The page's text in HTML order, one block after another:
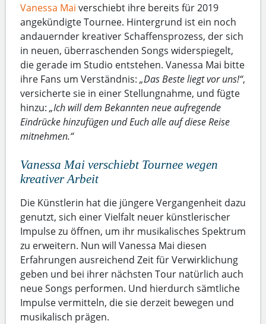
Vanessa Mai verschiebt ihre bereits für 2019
angekündigte Tournee. Hintergrund ist ein noch
andauernder kreativer Schaffensprozess, der sich
in neuen, überraschenden Songs widerspiegelt,
die gerade im Studio entstehen. Vanessa Mai bitte
ihre Fans um Verständnis: „Das Beste liegt vor uns!“,
versicherte sie in einer Stellungnahme, und fügte
hinzu: „Ich will dem Bekannten neue aufregende
Eindrücke hinzufügen und Euch alle auf diese Reise
mitnehmen.“
Vanessa Mai verschiebt Tournee wegen
kreativer Arbeit
Die Künstlerin hat die jüngere Vergangenheit dazu
genutzt, sich einer Vielfalt neuer künstlerischer
Impulse zu öffnen, um ihr musikalisches Spektrum
zu erweitern. Nun will Vanessa Mai diesen
Erfahrungen ausreichend Zeit für Verwirklichung
geben und bei ihrer nächsten Tour natürlich auch
neue Songs performen. Und hierdurch sämtliche
Impulse vermitteln, die sie derzeit bewegen und
musikalisch prägen.